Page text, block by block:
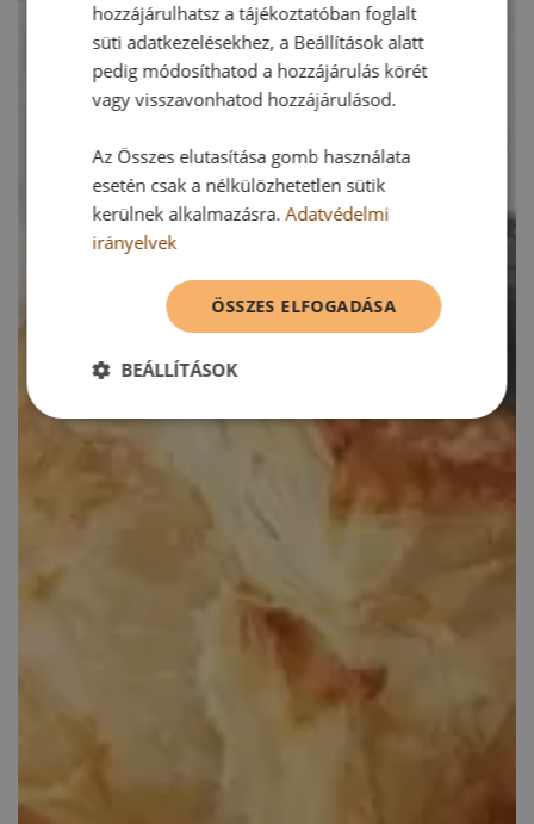
hozzájárulhatsz a tájékoztatóban foglalt
süti adatkezelésekhez, a Beállítások alatt
pedig módosíthatod a hozzájárulás körét
vagy visszavonhatod hozzájárulásod.
Az Összes elutasítása gomb használata
esetén csak a nélkülözhetetlen sütik
kerülnek alkalmazásra.Adatvédelmi
irányelvek
ÖSSZES ELFOGADÁSA
BEÁLLÍTÁSOK